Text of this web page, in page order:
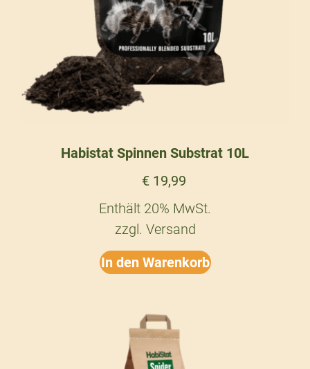
Habistat Spinnen Substrat 10L
€19,99
Enthält 20% MwSt.
zzgl. Versand
In den Warenkorb